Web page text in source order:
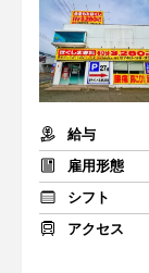
給与
雇用形態
シフト
アクセス